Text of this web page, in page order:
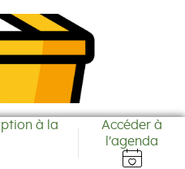
à la
Accéder à
l'agenda
collecte des
2025